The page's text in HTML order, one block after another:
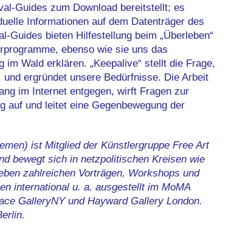
Guides zum Download bereitstellt; es
Informationen auf dem Datenträger des
Guides bieten Hilfestellung beim „Überleben“
ebenso wie sie uns das
im Wald erklären. „Keepalive“ stellt die Frage,
und ergründet unsere Bedürfnisse. Die Arbeit
im Internet entgegen, wirft Fragen zur
auf und leitet eine Gegenbewegung der
ist Mitglied der Künstlergruppe Free Art
bewegt sich in netzpolitischen Kreisen wie
zahlreichen Vorträgen, Workshops und
international u. a. ausgestellt im MoMA
GalleryNY und Hayward Gallery London.